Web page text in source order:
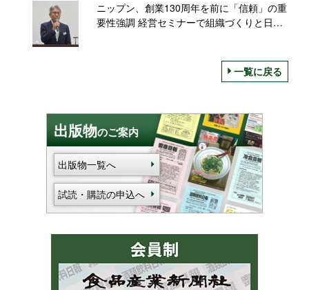
ニップン、創業130周年を前に「信頼」の重
要性強調 経営セミナーで組織づくりと日本
一覧に戻る
出版物のご案内
出版物一覧へ
試読・購読の申込へ